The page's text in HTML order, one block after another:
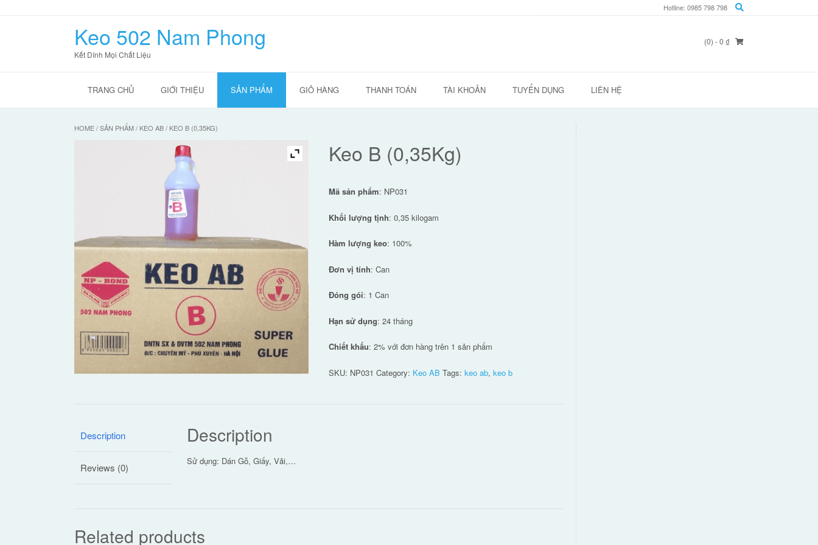
Hotline: 0985 798 798
Keo 502 Nam Phong
Kết Dính Mọi Chất Liệu
(0) - 0 ₫
TRANG CHỦ GIỚI THIỆU SẢN PHẨM GIỎ HÀNG THANH TOÁN TÀI KHOẢN TUYỂN DỤNG LIÊN HỆ
HOME/SẢN PHẨM/ KEO AB/ KEO B (0,35KG)
Keo B (0,35Kg)
Mã sản phẩm: NP031
Khối lượng tịnh: 0,35 kilogam
Hàm lượng keo: 100%
Đơn vị tính: Can
Đóng gói: 1 Can
Hạn sử dụng: 24 tháng
Chiết khấu: 2% với đơn hàng trên 1 sản phẩm
SKU: NP031 Category: Keo AB Tags: keo ab, keo b
Description
Reviews (0)
Description
Sử dụng: Dán Gỗ, Giấy, Vải,…
Related products